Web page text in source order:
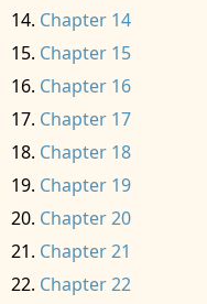
Chapter 14
Chapter 15
Chapter 16
Chapter 17
Chapter 18
Chapter 19
Chapter 20
Chapter 21
Chapter 22